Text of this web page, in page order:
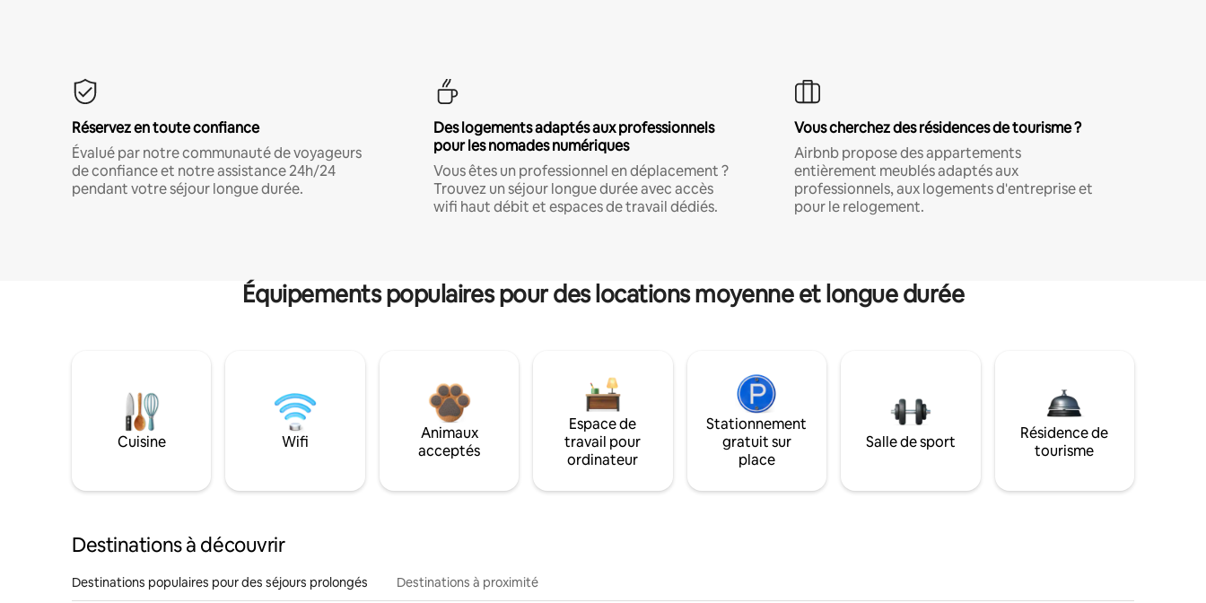
Réservez en toute confiance
Évalué par notre communauté de voyageurs
de confiance et notre assistance 24h/24
pendant votre séjour longue durée.
Des logements adaptés aux professionnels
pour les nomades numériques
Vous êtes un professionnel en déplacement ?
Trouvez un séjour longue durée avec accès
wifi haut débit et espaces de travail dédiés.
Vous cherchez des résidences de tourisme ?
Airbnb propose des appartements
entièrement meublés adaptés aux
professionnels, aux logements d'entreprise et
pour le relogement.
Équipements populaires pour des locations moyenne et longue durée
Cuisine Wifi
Animaux
acceptés
Espace de
travail pour
ordinateur
Stationnement
gratuit sur
place
Salle de sport
Résidence de
tourisme
Destinations à découvrir
Destinations populaires pour des séjours prolongés Destinations à proximité